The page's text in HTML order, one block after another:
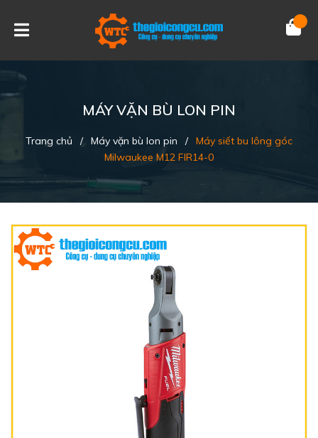
MÁY VẶN BÙ LON PIN
Trang chủ / Máy vặn bù lon pin / Máy siết bu lông góc
Milwaukee M12 FIR14-0